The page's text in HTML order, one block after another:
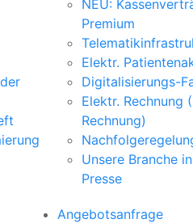
NEU:
Premium
Elektr.
Digitalisierungs-
Elektr. Rechnung
Rechnung)
Unsere Branche
Presse
Angebotsanfrage